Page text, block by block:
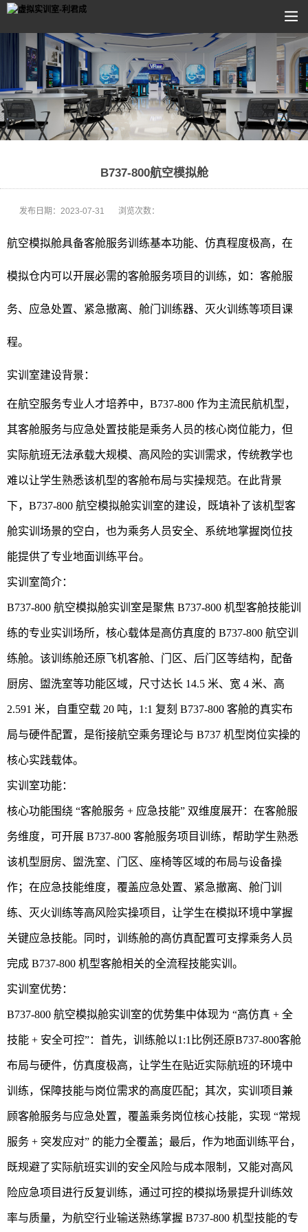
B737-800航空模拟舱
发布日期： 2023-07-31 浏览次数：
航空模拟舱具备客舱服务训练基本功能、仿真程度极高，在
模拟仓内可以开展必需的客舱服务项目的训练，如：客舱服
务、应急处置、紧急撤离、舱门训练器、灭火训练等项目课
程。
实训室建设背景：
在航空服务专业人才培养中，B737-800 作为主流民航机型，
其客舱服务与应急处置技能是乘务人员的核心岗位能力，但
实际航班无法承载大规模、高风险的实训需求，传统教学也
难以让学生熟悉该机型的客舱布局与实操规范。在此背景
下，B737-800 航空模拟舱实训室的建设，既填补了该机型客
舱实训场景的空白，也为乘务人员安全、系统地掌握岗位技
能提供了专业地面训练平台。
实训室简介：
B737-800 航空模拟舱实训室是聚焦 B737-800 机型客舱技能训
练的专业实训场所，核心载体是高仿真度的 B737-800 航空训
练舱。该训练舱还原飞机客舱、门区、后门区等结构，配备
厨房、盥洗室等功能区域，尺寸达长 14.5 米、宽 4 米、高
2.591 米，自重空载 20 吨，1:1 复刻 B737-800 客舱的真实布
局与硬件配置，是衔接航空乘务理论与 B737 机型岗位实操的
核心实践载体。
实训室功能：
核心功能围绕 “客舱服务 + 应急技能” 双维度展开：在客舱服
务维度，可开展 B737-800 客舱服务项目训练，帮助学生熟悉
该机型厨房、盥洗室、门区、座椅等区域的布局与设备操
作；在应急技能维度，覆盖应急处置、紧急撤离、舱门训
练、灭火训练等高风险实操项目，让学生在模拟环境中掌握
关键应急技能。同时，训练舱的高仿真配置可支撑乘务人员
完成 B737-800 机型客舱相关的全流程技能实训。
实训室优势：
B737-800 航空模拟舱实训室的优势集中体现为 “高仿真 + 全
技能 + 安全可控”：首先，训练舱以1:1比例还原B737-800客舱
布局与硬件，仿真度极高，让学生在贴近实际航班的环境中
训练，保障技能与岗位需求的高度匹配；其次，实训项目兼
顾客舱服务与应急处置，覆盖乘务岗位核心技能，实现 “常规
服务 + 突发应对” 的能力全覆盖；最后，作为地面训练平台，
既规避了实际航班实训的安全风险与成本限制，又能对高风
险应急项目进行反复训练，通过可控的模拟场景提升训练效
率与质量，为航空行业输送熟练掌握 B737-800 机型技能的专